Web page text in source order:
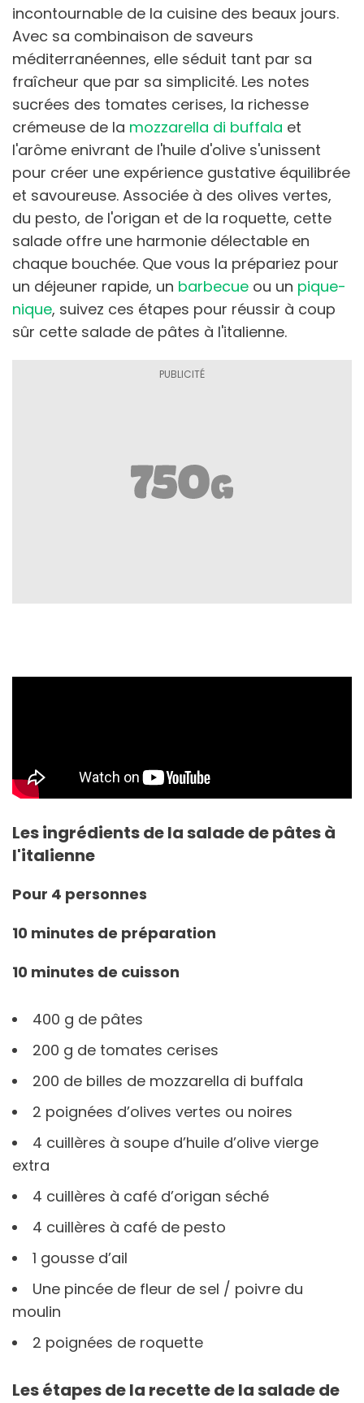
incontournable de la cuisine des beaux jours.
Avec sa combinaison de saveurs
méditerranéennes, elle séduit tant par sa
fraîcheur que par sa simplicité. Les notes
sucrées des tomates cerises, la richesse
crémeuse de la mozzarella di buffala et
l'arôme enivrant de l'huile d'olive s'unissent
pour créer une expérience gustative équilibrée
et savoureuse. Associée à des olives vertes,
du pesto, de l'origan et de la roquette, cette
salade offre une harmonie délectable en
chaque bouchée. Que vous la prépariez pour
un déjeuner rapide, un barbecue ou un pique-
nique, suivez ces étapes pour réussir à coup
sûr cette salade de pâtes à l'italienne.
Les ingrédients de la salade de pâtes à
l'italienne
Pour 4 personnes
10 minutes de préparation
10 minutes de cuisson
400 g de pâtes
200 g de tomates cerises
200 de billes de mozzarella di buffala
2 poignées d’olives vertes ou noires
4 cuillères à soupe d’huile d’olive vierge
extra
4 cuillères à café d’origan séché
4 cuillères à café de pesto
1 gousse d’ail
Une pincée de fleur de sel / poivre du
moulin
2 poignées de roquette
Les étapes de la recette de la salade de